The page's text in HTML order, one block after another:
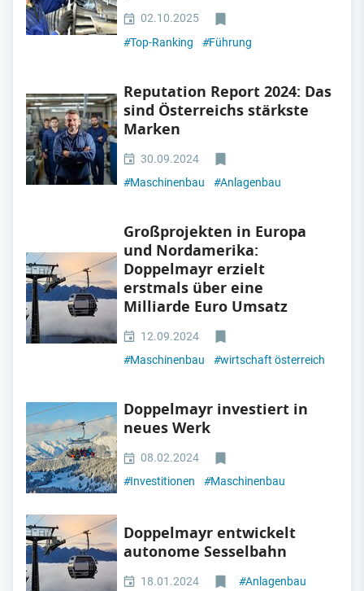
02.10.2025
#Top-Ranking #Führung
Reputation Report 2024: Das
sind Österreichs stärkste
Marken
30.09.2024
#Maschinenbau #Anlagenbau
Großprojekten in Europa
und Nordamerika:
Doppelmayr erzielt
erstmals über eine
Milliarde Euro Umsatz
12.09.2024
#Maschinenbau #wirtschaft österreich
Doppelmayr investiert in
neues Werk
08.02.2024
#Investitionen #Maschinenbau
Doppelmayr entwickelt
autonome Sesselbahn
18.01.2024 #Anlagenbau